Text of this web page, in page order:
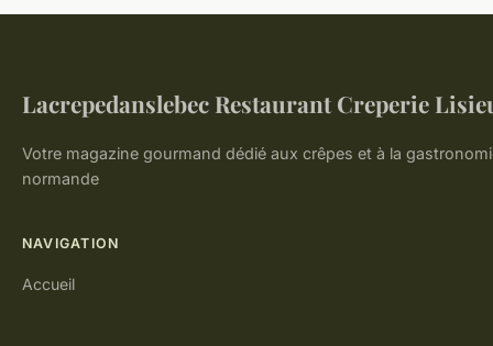
Lacrepedanslebec Restaurant Creperie
Votre magazine gourmand dédié aux crêpes et à la
normande
NAVIGATION
Accueil